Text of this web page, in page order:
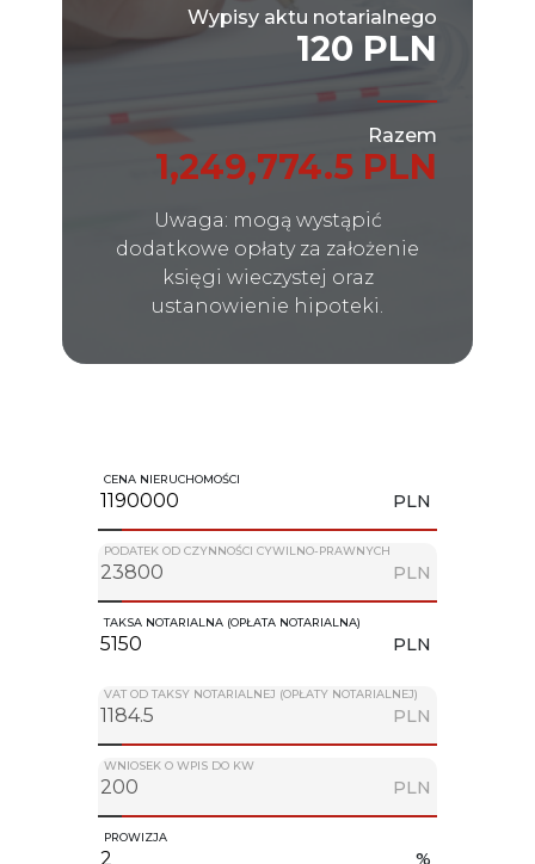
Wypisy aktu notarialnego
120 PLN
Razem
1,249,774.5 PLN
Uwaga: mogą wystąpić
dodatkowe opłaty za założenie
księgi wieczystej oraz
ustanowienie hipoteki.
CENA NIERUCHOMOŚCI
PLN
PODATEK OD CZYNNOŚCI CYWILNO-PRAWNYCH
PLN
TAKSA NOTARIALNA (OPŁATA NOTARIALNA)
PLN
VAT OD TAKSY NOTARIALNEJ (OPŁATY NOTARIALNEJ)
PLN
WNIOSEK O WPIS DO KW
PLN
PROWIZJA
%